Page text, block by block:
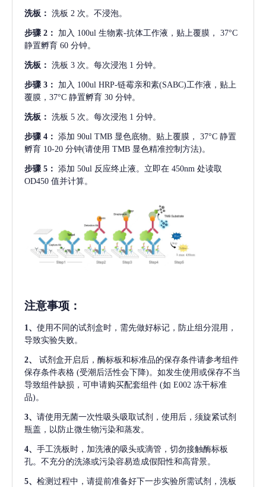
洗板： 洗板 2 次。不浸泡。
步骤 2： 加入 100ul 生物素-抗体工作液，贴上覆膜， 37°C
静置孵育 60 分钟。
洗板： 洗板 3 次。每次浸泡 1 分钟。
步骤 3： 加入 100ul HRP-链霉亲和素(SABC)工作液，贴上
覆膜，37°C 静置孵育 30 分钟。
洗板： 洗板 5 次。每次浸泡 1 分钟。
步骤 4： 添加 90ul TMB 显色底物。贴上覆膜， 37°C 静置
孵育 10-20 分钟(请使用 TMB 显色精准控制方法)。
步骤 5： 添加 50ul 反应终止液。立即在 450nm 处读取
OD450 值并计算。
注意事项 ：
1、 使用不同的试剂盒时，需先做好标记，防止组分混用，
导致实验失败。
2、
试剂盒开启后，酶标板和标准品的保存条件请参考组件
保存条件表格 (受潮后活性会下降)。如发生使用或保存不当
导致组件缺损，可申请购买配套组件 (如 E002 冻干标准
品)。
3、 请使用无菌一次性吸头吸取试剂，使用后，须旋紧试剂
瓶盖，以防止微生物污染和蒸发。
4、 手工洗板时，加洗液的吸头或滴管，切勿接触酶标板
孔。不充分的洗涤或污染容易造成假阳性和高背景。
5、 检测过程中，请提前准备好下一步实验所需试剂，洗板